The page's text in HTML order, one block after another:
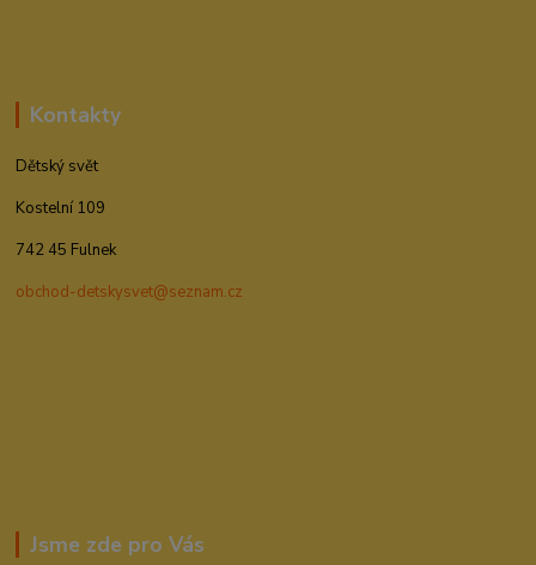
Kontakty
Dětský svět
Kostelní 109
742 45 Fulnek
obchod-detskysvet@seznam.cz
Jsme zde pro Vás